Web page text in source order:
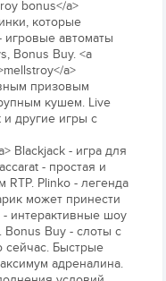
bonus</a>
которые
автоматы
Bonus Buy. <a
a>
призовым
кушем. Live
и другие игры с
Blackjack - игра для
- простая и
RTP. Plinko - легенда
может принести
- интерактивные шоу
Bonus Buy - слоты с
сейчас. Быстрые
адреналина.